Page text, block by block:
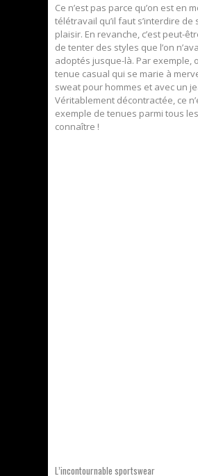
Ce n’est pas parce qu’on est en
télétravail qu’il faut s’interdire de
plaisir. En revanche, c’est peut-
de tenter des styles que l’on
adoptés jusque-là. Par exemple,
tenue casual qui se marie à
sweat pour hommes et avec un
Véritablement décontractée, ce
exemple de tenues parmi tous
connaître !
L’incontournable sportswear